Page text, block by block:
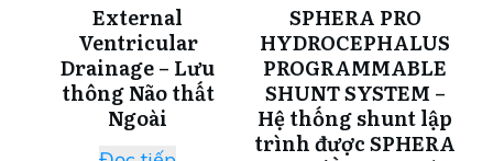
External
Ventricular
Drainage – Lưu
thông Não thất
Ngoài
SPHERA PRO
HYDROCEPHALUS
PROGRAMMABLE
SHUNT SYSTEM –
Hệ thống shunt lập
trình được SPHERA